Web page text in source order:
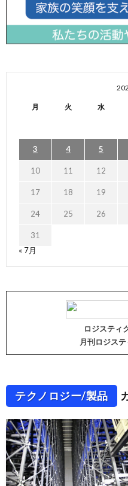
月 火 水
3 4 5
10 11 12
17 18 19
24 25 26
31
« 7月
ロジスティ
月刊ロジス
テクノロジー/製品